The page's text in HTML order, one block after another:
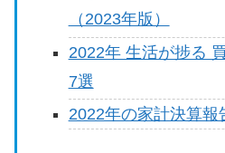
（2023年版）
2022年 生活が捗る
7選
2022年の家計決算報